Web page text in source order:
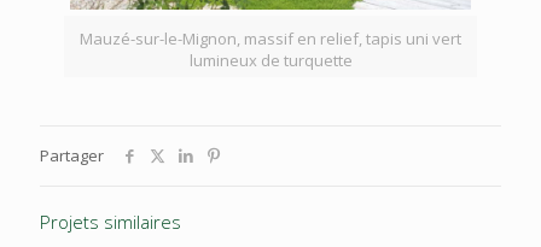
Mauzé-sur-le-Mignon, massif en relief, tapis uni vert
lumineux de turquette
Partager
Projets similaires